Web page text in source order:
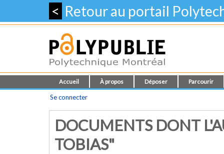
< Retour au portail
Accueil À propos Déposer Parcourir
Se connecter
DOCUMENTS DONT
TOBIAS"